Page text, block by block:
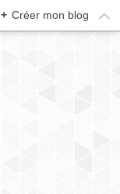
+ Créer mon blog